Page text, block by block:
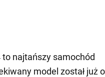
to najtańszy samochód
model został już